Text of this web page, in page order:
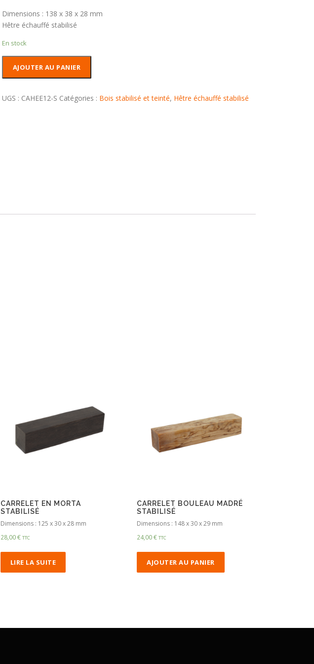
Dimensions : 138 x 38 x 28 mm
Hêtre échauffé stabilisé
En stock
Hêtre
AJOUTER AU PANIER
UGS : CAHEE12-S Catégories : Bois stabilisé et teinté, Hêtre échauffé stabilisé
CARRELET EN MORTA
STABILISÉ
Dimensions : 125 x 30 x 28 mm
28,00€ TTC
LIRE LA SUITE
CARRELET BOULEAU MADRÉ
STABILISÉ
Dimensions : 148 x 30 x 29 mm
24,00€ TTC
AJOUTER AU PANIER